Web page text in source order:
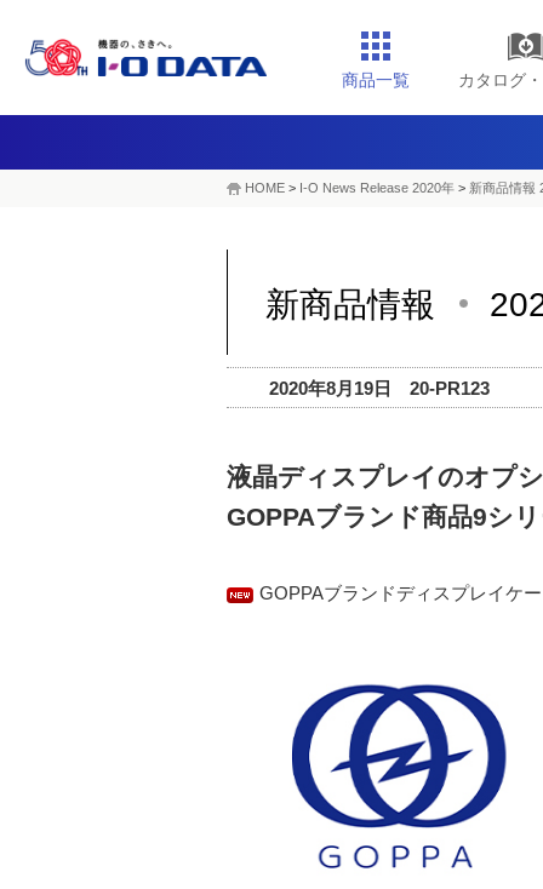
商品一覧 カタログ
HOME > I-O News Release 2020年 > 新商品情報
新商品情報
2020年8月19日 20-PR123
液晶ディスプレイのオプ
GOPPAブランド商品9シ
GOPPAブランドディスプレイケ